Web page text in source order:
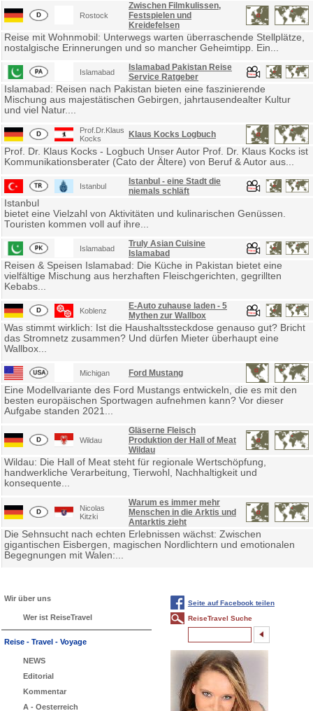
Rostock
Zwischen Filmkulissen,
Festspielen und
Kreidefelsen
Reise mit Wohnmobil: Unterwegs warten überraschende Stellplätze,
nostalgische Erinnerungen und so mancher Geheimtipp. Ein...
Islamabad
Islamabad Pakistan Reise
Service Ratgeber
Islamabad: Reisen nach Pakistan bieten eine faszinierende
Mischung aus majestätischen Gebirgen, jahrtausendealter Kultur
und viel Natur....
Prof.Dr.Klaus
Kocks
Klaus Kocks Logbuch
Prof. Dr. Klaus Kocks - Logbuch Unser Autor Prof. Dr. Klaus Kocks ist
Kommunikationsberater (Cato der Ältere) von Beruf & Autor aus...
Istanbul
Istanbul - eine Stadt die
niemals schläft
Istanbul
bietet eine Vielzahl von Aktivitäten und kulinarischen Genüssen.
Touristen kommen voll auf ihre...
Islamabad
Truly Asian Cuisine
Islamabad
Reisen & Speisen Islamabad: Die Küche in Pakistan bietet eine
vielfältige Mischung aus herzhaften Fleischgerichten, gegrillten
Kebabs...
Koblenz
E-Auto zuhause laden - 5
Mythen zur Wallbox
Was stimmt wirklich: Ist die Haushaltssteckdose genauso gut? Bricht
das Stromnetz zusammen? Und dürfen Mieter überhaupt eine
Wallbox...
Michigan Ford Mustang
Eine Modellvariante des Ford Mustangs entwickeln, die es mit den
besten europäischen Sportwagen aufnehmen kann? Vor dieser
Aufgabe standen 2021...
Wildau
Gläserne Fleisch
Produktion der Hall of Meat
Wildau
Wildau: Die Hall of Meat steht für regionale Wertschöpfung,
handwerkliche Verarbeitung, Tierwohl, Nachhaltigkeit und
konsequente...
Nicolas
Kitzki
Warum es immer mehr
Menschen in die Arktis und
Antarktis zieht
Die Sehnsucht nach echten Erlebnissen wächst: Zwischen
gigantischen Eisbergen, magischen Nordlichtern und emotionalen
Begegnungen mit Walen:...
Wir über uns
Wer ist ReiseTravel
Reise - Travel - Voyage
NEWS
Editorial
Kommentar
A - Oesterreich
Seite auf Facebook teilen
ReiseTravel Suche